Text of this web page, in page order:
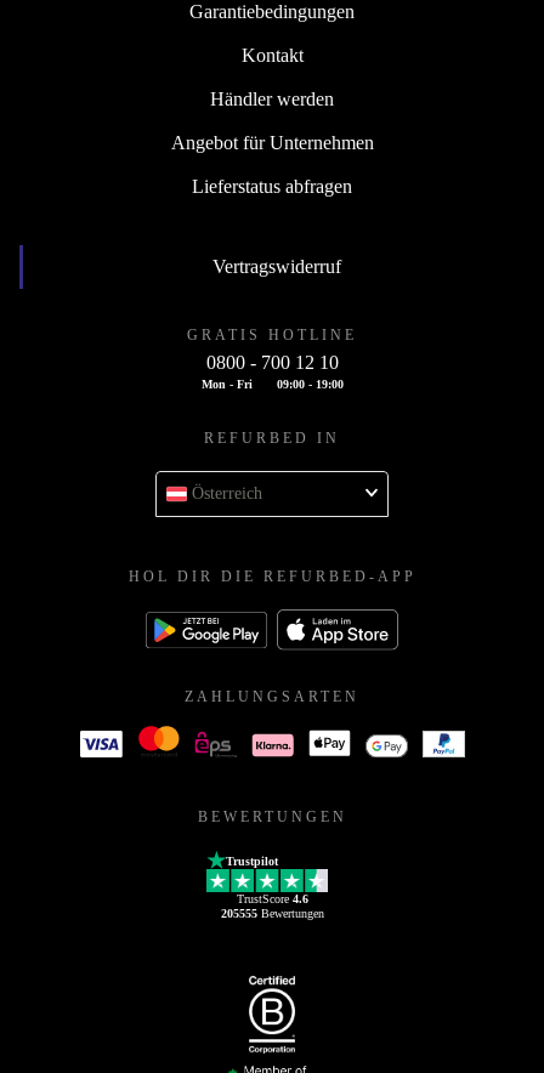
Garantiebedingungen
Kontakt
Händler werden
Angebot für Unternehmen
Lieferstatus abfragen
Vertragswiderruf
GRATIS HOTLINE
0800 - 700 12 10
Mon - Fri 09:00 - 19:00
REFURBED IN
Österreich
HOL DIR DIE REFURBED-APP
ZAHLUNGSARTEN
BEWERTUNGEN
Trustpilot
TrustScore 4.6
205555Bewertungen